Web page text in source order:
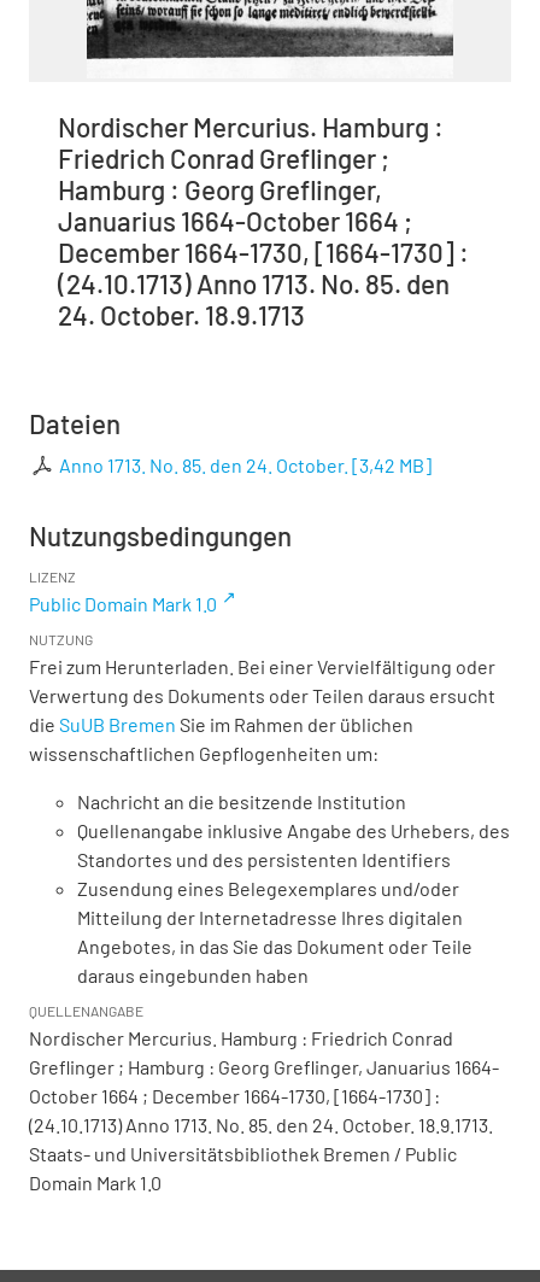
Nordischer Mercurius. Hamburg :
Friedrich Conrad Greflinger ;
Hamburg : Georg Greflinger,
Januarius 1664-October 1664 ;
December 1664-1730, [1664-1730] :
(24.10.1713) Anno 1713. No. 85. den
24. October. 18.9.1713
Dateien
Anno 1713. No. 85. den 24. October. [3,42 MB]
Nutzungsbedingungen
LIZENZ
Public Domain Mark 1.0
NUTZUNG
Frei zum Herunterladen. Bei einer Vervielfältigung oder
Verwertung des Dokuments oder Teilen daraus ersucht
die SuUB Bremen Sie im Rahmen der üblichen
wissenschaftlichen Gepflogenheiten um:
Nachricht an die besitzende Institution
Quellenangabe inklusive Angabe des Urhebers, des
Standortes und des persistenten Identifiers
Zusendung eines Belegexemplares und/oder
Mitteilung der Internetadresse Ihres digitalen
Angebotes, in das Sie das Dokument oder Teile
daraus eingebunden haben
QUELLENANGABE
Nordischer Mercurius. Hamburg : Friedrich Conrad
Greflinger ; Hamburg : Georg Greflinger, Januarius 1664-
October 1664 ; December 1664-1730, [1664-1730] :
(24.10.1713) Anno 1713. No. 85. den 24. October. 18.9.1713.
Staats- und Universitätsbibliothek Bremen / Public
Domain Mark 1.0